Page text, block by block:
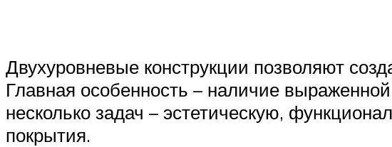
Двухуровневые конструкции позволяют
Главная особенность – наличие
несколько задач – эстетическую,
покрытия.